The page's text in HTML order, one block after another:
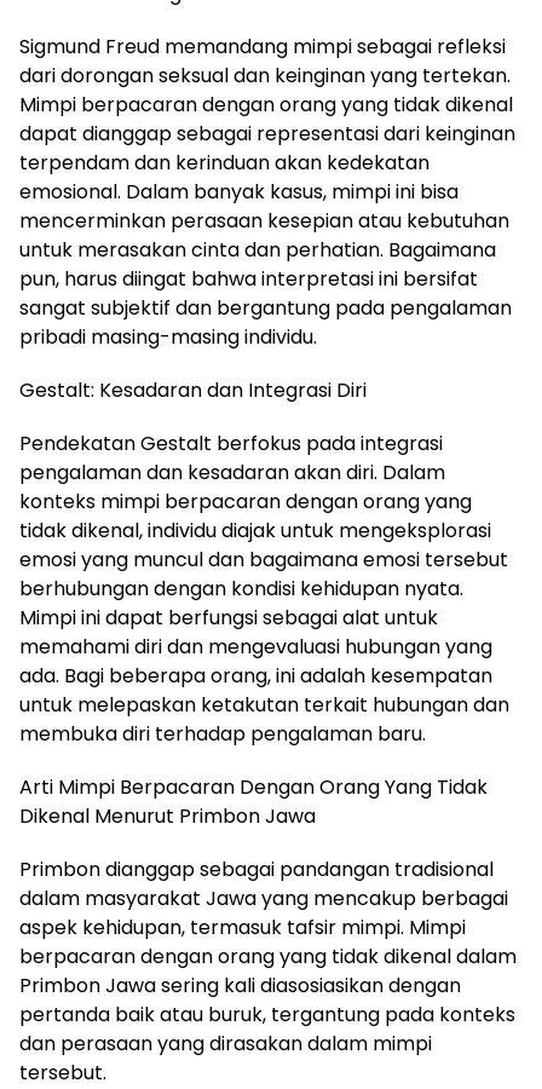
Sigmund Freud memandang mimpi sebagai refleksi
dari dorongan seksual dan keinginan yang tertekan.
Mimpi berpacaran dengan orang yang tidak dikenal
dapat dianggap sebagai representasi dari keinginan
terpendam dan kerinduan akan kedekatan
emosional. Dalam banyak kasus, mimpi ini bisa
mencerminkan perasaan kesepian atau kebutuhan
untuk merasakan cinta dan perhatian. Bagaimana
pun, harus diingat bahwa interpretasi ini bersifat
sangat subjektif dan bergantung pada pengalaman
pribadi masing-masing individu.
Gestalt: Kesadaran dan Integrasi Diri
Pendekatan Gestalt berfokus pada integrasi
pengalaman dan kesadaran akan diri. Dalam
konteks mimpi berpacaran dengan orang yang
tidak dikenal, individu diajak untuk mengeksplorasi
emosi yang muncul dan bagaimana emosi tersebut
berhubungan dengan kondisi kehidupan nyata.
Mimpi ini dapat berfungsi sebagai alat untuk
memahami diri dan mengevaluasi hubungan yang
ada. Bagi beberapa orang, ini adalah kesempatan
untuk melepaskan ketakutan terkait hubungan dan
membuka diri terhadap pengalaman baru.
Arti Mimpi Berpacaran Dengan Orang Yang Tidak
Dikenal Menurut Primbon Jawa
Primbon dianggap sebagai pandangan tradisional
dalam masyarakat Jawa yang mencakup berbagai
aspek kehidupan, termasuk tafsir mimpi. Mimpi
berpacaran dengan orang yang tidak dikenal dalam
Primbon Jawa sering kali diasosiasikan dengan
pertanda baik atau buruk, tergantung pada konteks
dan perasaan yang dirasakan dalam mimpi
tersebut.